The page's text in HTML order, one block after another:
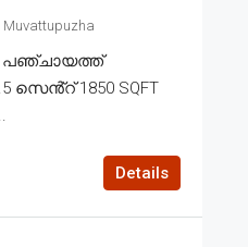
Muvattupuzha
പഞ്ചായത്ത്
1850 SQFT
Details